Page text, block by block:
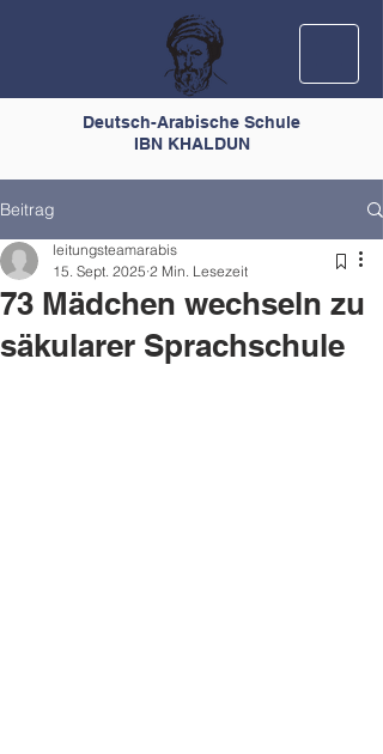
Deutsch-Arabische Schule
IBN KHALDUN
Beitrag
73 Mädchen wechseln zu
säkularer Sprachschule
leitungsteamarabis
15. Sept. 2025 2 Min. Lesezeit